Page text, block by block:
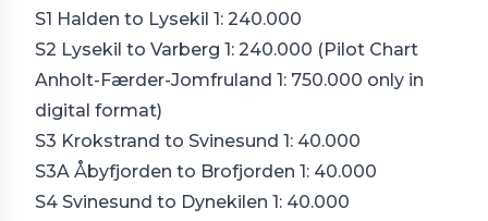
S1 Halden to Lysekil 1: 240.000
S2 Lysekil to Varberg 1: 240.000 (Pilot Chart
Anholt-Færder-Jomfruland 1: 750.000 only in
digital format)
S3 Krokstrand to Svinesund 1: 40.000
S3A Åbyfjorden to Brofjorden 1: 40.000
S4 Svinesund to Dynekilen 1: 40.000